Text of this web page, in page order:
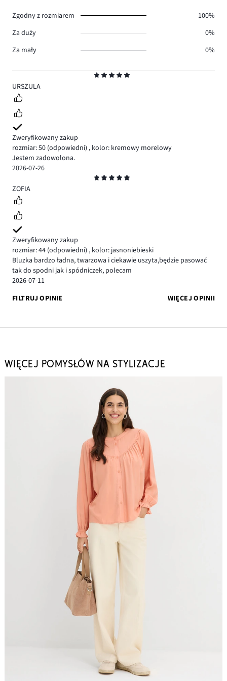
5
URSZULA
Zweryfikowany zakup
rozmiar: 50 (odpowiedni) , kolor: kremowy morelowy
Jestem zadowolona.
2026-07-26
5
ZOFIA
Zweryfikowany zakup
rozmiar: 44 (odpowiedni) , kolor: jasnoniebieski
Bluzka bardzo ładna, twarzowa i ciekawie uszyta,będzie pasować
tak do spodni jak i spódniczek, polecam
2026-07-11
FILTRUJ OPINIE
WIĘCEJ OPINII
Zgodny z rozmiarem
100%
Za duży
0%
Za mały
0%
WIĘCEJ POMYSŁÓW NA STYLIZACJE